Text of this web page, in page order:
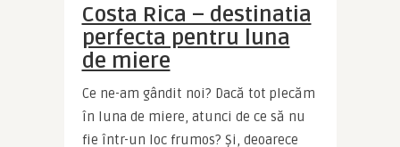
Costa Rica – destinatia
perfecta pentru luna
de miere
Ce ne-am gândit noi? Dacă tot plecăm
în luna de miere, atunci de ce să nu
fie într-un loc frumos? Şi, deoarece